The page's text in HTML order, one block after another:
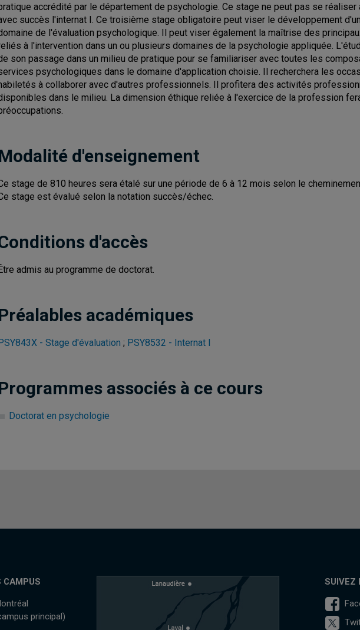
accrédité par le département de psychologie. Ce stage ne peut pas se réaliser
succès l'internat I. Ce troisième stage obligatoire peut viser le développement
de l'évaluation psychologique. Il peut viser également la maîtrise des
à l'intervention dans un ou plusieurs domaines de la psychologie appliquée.
son passage dans un milieu de pratique pour se familiariser avec toutes les
psychologiques dans le domaine d'application choisie. Il recherchera les
à collaborer avec d'autres professionnels. Il profitera des activités
dans le milieu. La dimension éthique reliée à l'exercice de la profession
d'enseignement
stage de 810 heures sera étalé sur une période de 6 à 12 mois selon le
stage est évalué selon la notation succès/échec.
d'accès
admis au programme de doctorat.
académiques
- Stage d'évaluation ; PSY8532 - Internat I
associés à ce cours
Doctorat en psychologie
CAMPUS
principal)
SUIVEZ